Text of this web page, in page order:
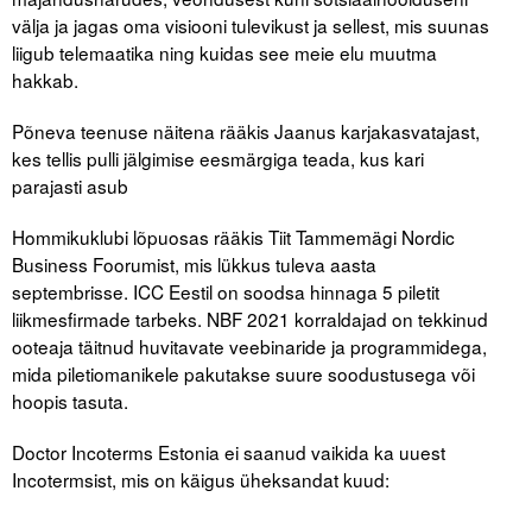
välja ja jagas oma visiooni tulevikust ja sellest, mis suunas
liigub telemaatika ning kuidas see meie elu muutma
hakkab.
Põneva teenuse näitena rääkis Jaanus karjakasvatajast,
kes tellis pulli jälgimise eesmärgiga teada, kus kari
parajasti asub
Hommikuklubi lõpuosas rääkis Tiit Tammemägi Nordic
Business Foorumist, mis lükkus tuleva aasta
septembrisse. ICC Eestil on soodsa hinnaga 5 piletit
liikmesfirmade tarbeks. NBF 2021 korraldajad on tekkinud
ooteaja täitnud huvitavate veebinaride ja programmidega,
mida piletiomanikele pakutakse suure soodustusega või
hoopis tasuta.
Doctor Incoterms Estonia ei saanud vaikida ka uuest
Incotermsist, mis on käigus üheksandat kuud: